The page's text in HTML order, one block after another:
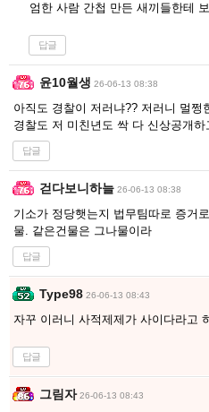
엄한 사람 간첩 만든 새끼들한테
답글
윤10월생 26-06-13 08:38
아직도 경찰이 저러냐?? 저러니 멀쩡
경찰도 저 미친년도 싹 다 신상공개
답글
걷다보니하늘 26-06-13 08:38
기소가 정당햇는지 법무팀따로 증거
물. 같은건물은 그나물이라
답글
Type98 26-06-13 08:43
자꾸 이러니 사적제제가 사이다라고
답글
그림자 26-06-13 08:43